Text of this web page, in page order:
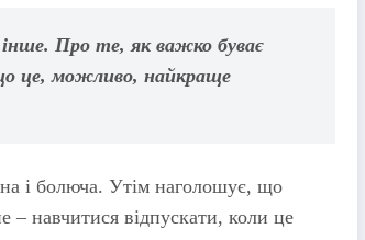
Про те, як важко буває
це, можливо, найкраще
і болюча. Утім наголошує, що
– навчитися відпускати, коли це